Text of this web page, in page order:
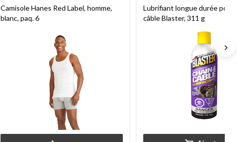
Camisole Hanes Red Label, homme,
blanc, paq. 6
Lubrifiant longue durée pour
câble Blaster, 311 g